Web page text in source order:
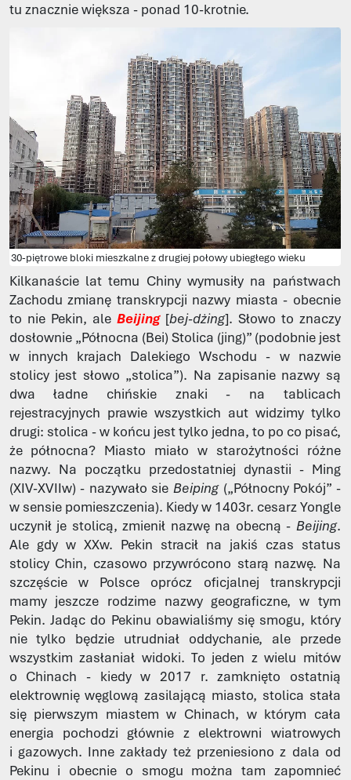
tu znacznie większa - ponad 10-krotnie.
30-piętrowe bloki mieszkalne z drugiej połowy ubiegłego wieku
Kilkanaście lat temu Chiny wymusiły na państwach
Zachodu zmianę transkrypcji nazwy miasta - obecnie
to nie Pekin, ale Beijing[bej-dżing]. Słowo to znaczy
dosłownie „Północna (Bei) Stolica (jing)” (podobnie jest
w innych krajach Dalekiego Wschodu - w nazwie
stolicy jest słowo „stolica”). Na zapisanie nazwy są
dwa ładne chińskie znaki - na tablicach
rejestracyjnych prawie wszystkich aut widzimy tylko
drugi: stolica - w końcu jest tylko jedna, to po co pisać,
że północna? Miasto miało w starożytności różne
nazwy. Na początku przedostatniej dynastii - Ming
(XIV-XVIIw) - nazywało sieBeiping(„Północny Pokój” -
w sensie pomieszczenia). Kiedy w 1403r. cesarz Yongle
uczynił je stolicą, zmienił nazwę na obecną - Beijing.
Ale gdy w XXw. Pekin stracił na jakiś czas status
stolicy Chin, czasowo przywrócono starą nazwę. Na
szczęście w Polsce oprócz oficjalnej transkrypcji
mamy jeszcze rodzime nazwy geograficzne, w tym
Pekin. Jadąc do Pekinu obawialiśmy się smogu, który
nie tylko będzie utrudniał oddychanie, ale przede
wszystkim zasłaniał widoki. To jeden z wielu mitów
o Chinach - kiedy w 2017 r. zamknięto ostatnią
elektrownię węglową zasilającą miasto, stolica stała
się pierwszym miastem w Chinach, w którym cała
energia pochodzi głównie z elektrowni wiatrowych
i gazowych. Inne zakłady też przeniesiono z dala od
Pekinu i obecnie o smogu można tam zapomnieć